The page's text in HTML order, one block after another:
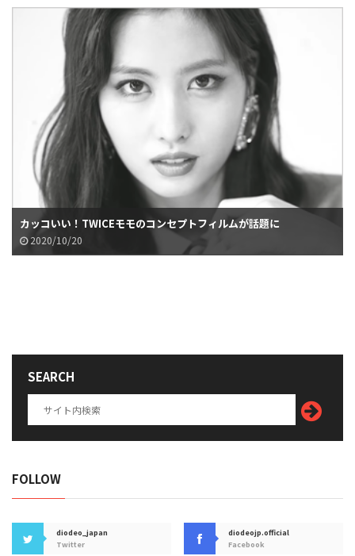
カッコいい！TWICEモモのコンセプトフィルムが話題に
2020/10/20
SEARCH
FOLLOW
diodeo_japan
Twitter
diodeojp.official
Facebook